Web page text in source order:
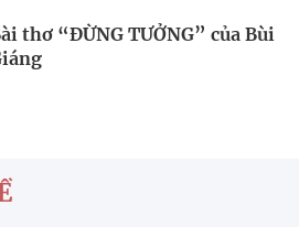
thơ “ĐỪNG TƯỞNG” của Bùi